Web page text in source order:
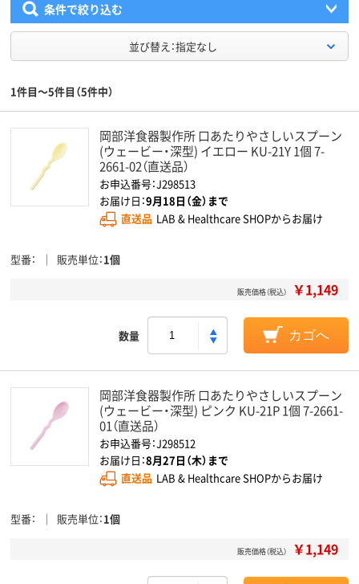
条件で絞り込む
並び替え：指定なし
1件目～5件目（5件中）
岡部洋食器製作所 口あたりやさしいスプーン
(ウェービー・深型) イエロー KU-21Y 1個 7-
2661-02（直送品）
お申込番号：J298513
お届け日：9月18日（金）まで
直送品 LAB & Healthcare SHOPからお届け
型番 販売単位 1個
販売価格（税込） ￥1,149
数量 カゴへ
岡部洋食器製作所 口あたりやさしいスプーン
(ウェービー・深型) ピンク KU-21P 1個 7-2661-
01（直送品）
お申込番号：J298512
お届け日：8月27日（木）まで
直送品 LAB & Healthcare SHOPからお届け
型番 販売単位 1個
販売価格（税込） ￥1,149